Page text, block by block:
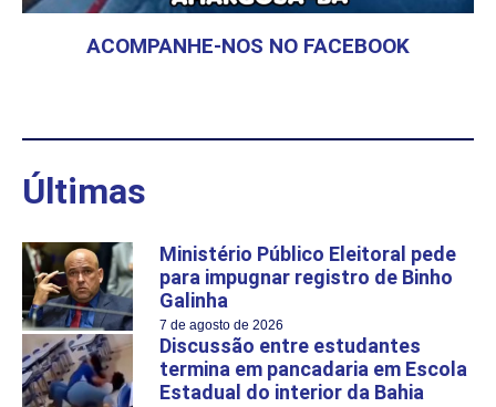
ACOMPANHE-NOS NO FACEBOOK
Últimas
Ministério Público Eleitoral pede
para impugnar registro de Binho
Galinha
7 de agosto de 2026
Discussão entre estudantes
termina em pancadaria em Escola
Estadual do interior da Bahia